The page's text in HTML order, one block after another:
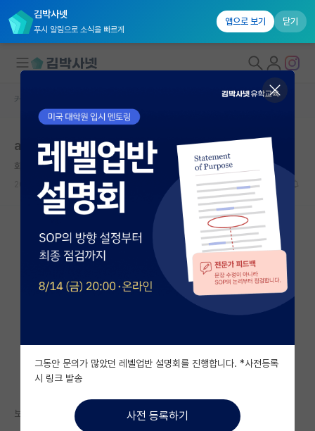
김박사넷
푸시 알림으로 소식을 빠르게
앱으로 보기 닫기
대학원생 모집
국내대학원 정보
연구실&오픈랩
커뮤니티
커뮤니티 홈
전체글보기
베스트 게시판
자유 게시판(아무개랩)
미국 유학 게시판
미국 대학원 합격 후기 게시판
대학원생 모집 게시판
커뮤니티 홈
ai 하지 말라는 얘기 볼때마다 헛웃음 나옴
화난 맹자
2023.07.06 50 33434
보통 갓 졸업한 프닥이나 졸업직전 박사과정들이 그런얘기하던데
그동안 문의가 많았던 레벨업반 설명회를 진행합니다. *사전등록
시 링크 발송
사전 등록하기